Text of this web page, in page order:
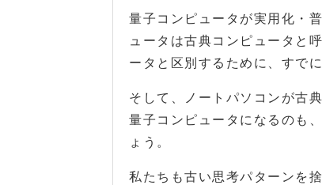
量子コンピュータが実用化・
ュータは古典コンピュータと
ータと区別するために、すで
そして、ノートパソコンが古
量子コンピュータになるのも
ょう。
私たちも古い思考パターンを